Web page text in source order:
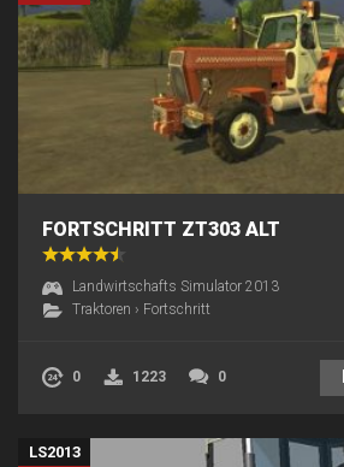
FORTSCHRITT ZT303 ALT
Landwirtschafts Simulator 2013
Traktoren › Fortschritt
0 1223 0
LS2013